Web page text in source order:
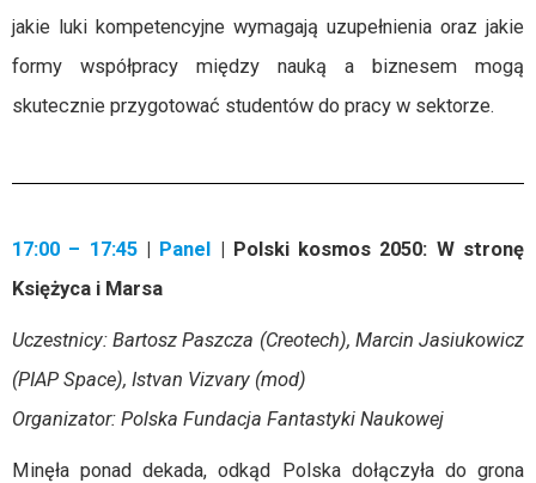
jakie luki kompetencyjne wymagają uzupełnienia oraz jakie
formy współpracy między nauką a biznesem mogą
skutecznie przygotować studentów do pracy w sektorze.
17:00 – 17:45| Panel | Polski kosmos 2050: W stronę
Księżyca i Marsa
Uczestnicy: Bartosz Paszcza (Creotech), Marcin Jasiukowicz
(PIAP Space), Istvan Vizvary (mod)
Organizator: Polska Fundacja Fantastyki Naukowej
Minęła ponad dekada, odkąd Polska dołączyła do grona